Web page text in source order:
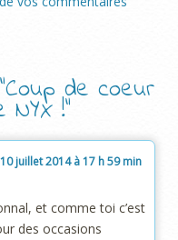
Coup de coeur
!”
juillet 2014 à 17 h 59 min
et comme toi c’est
des occasions